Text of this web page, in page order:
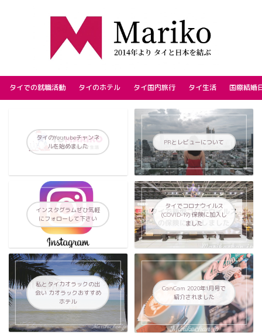
タイでの就職活動 タイのホテル タイ国内旅行 タイ生活 国際結婚
タイのYoutubeチャンネ
ルを始めました
PRとレビューについて
インスタグラムぜひ気軽
にフォローして下さい
タイでコロナウイルス
(COVID-19) 保険に加入し
ました
私とタイカオラックの出
会い カオラックおすすめ
ホテル
CanCam 2020年1月号で
紹介されました